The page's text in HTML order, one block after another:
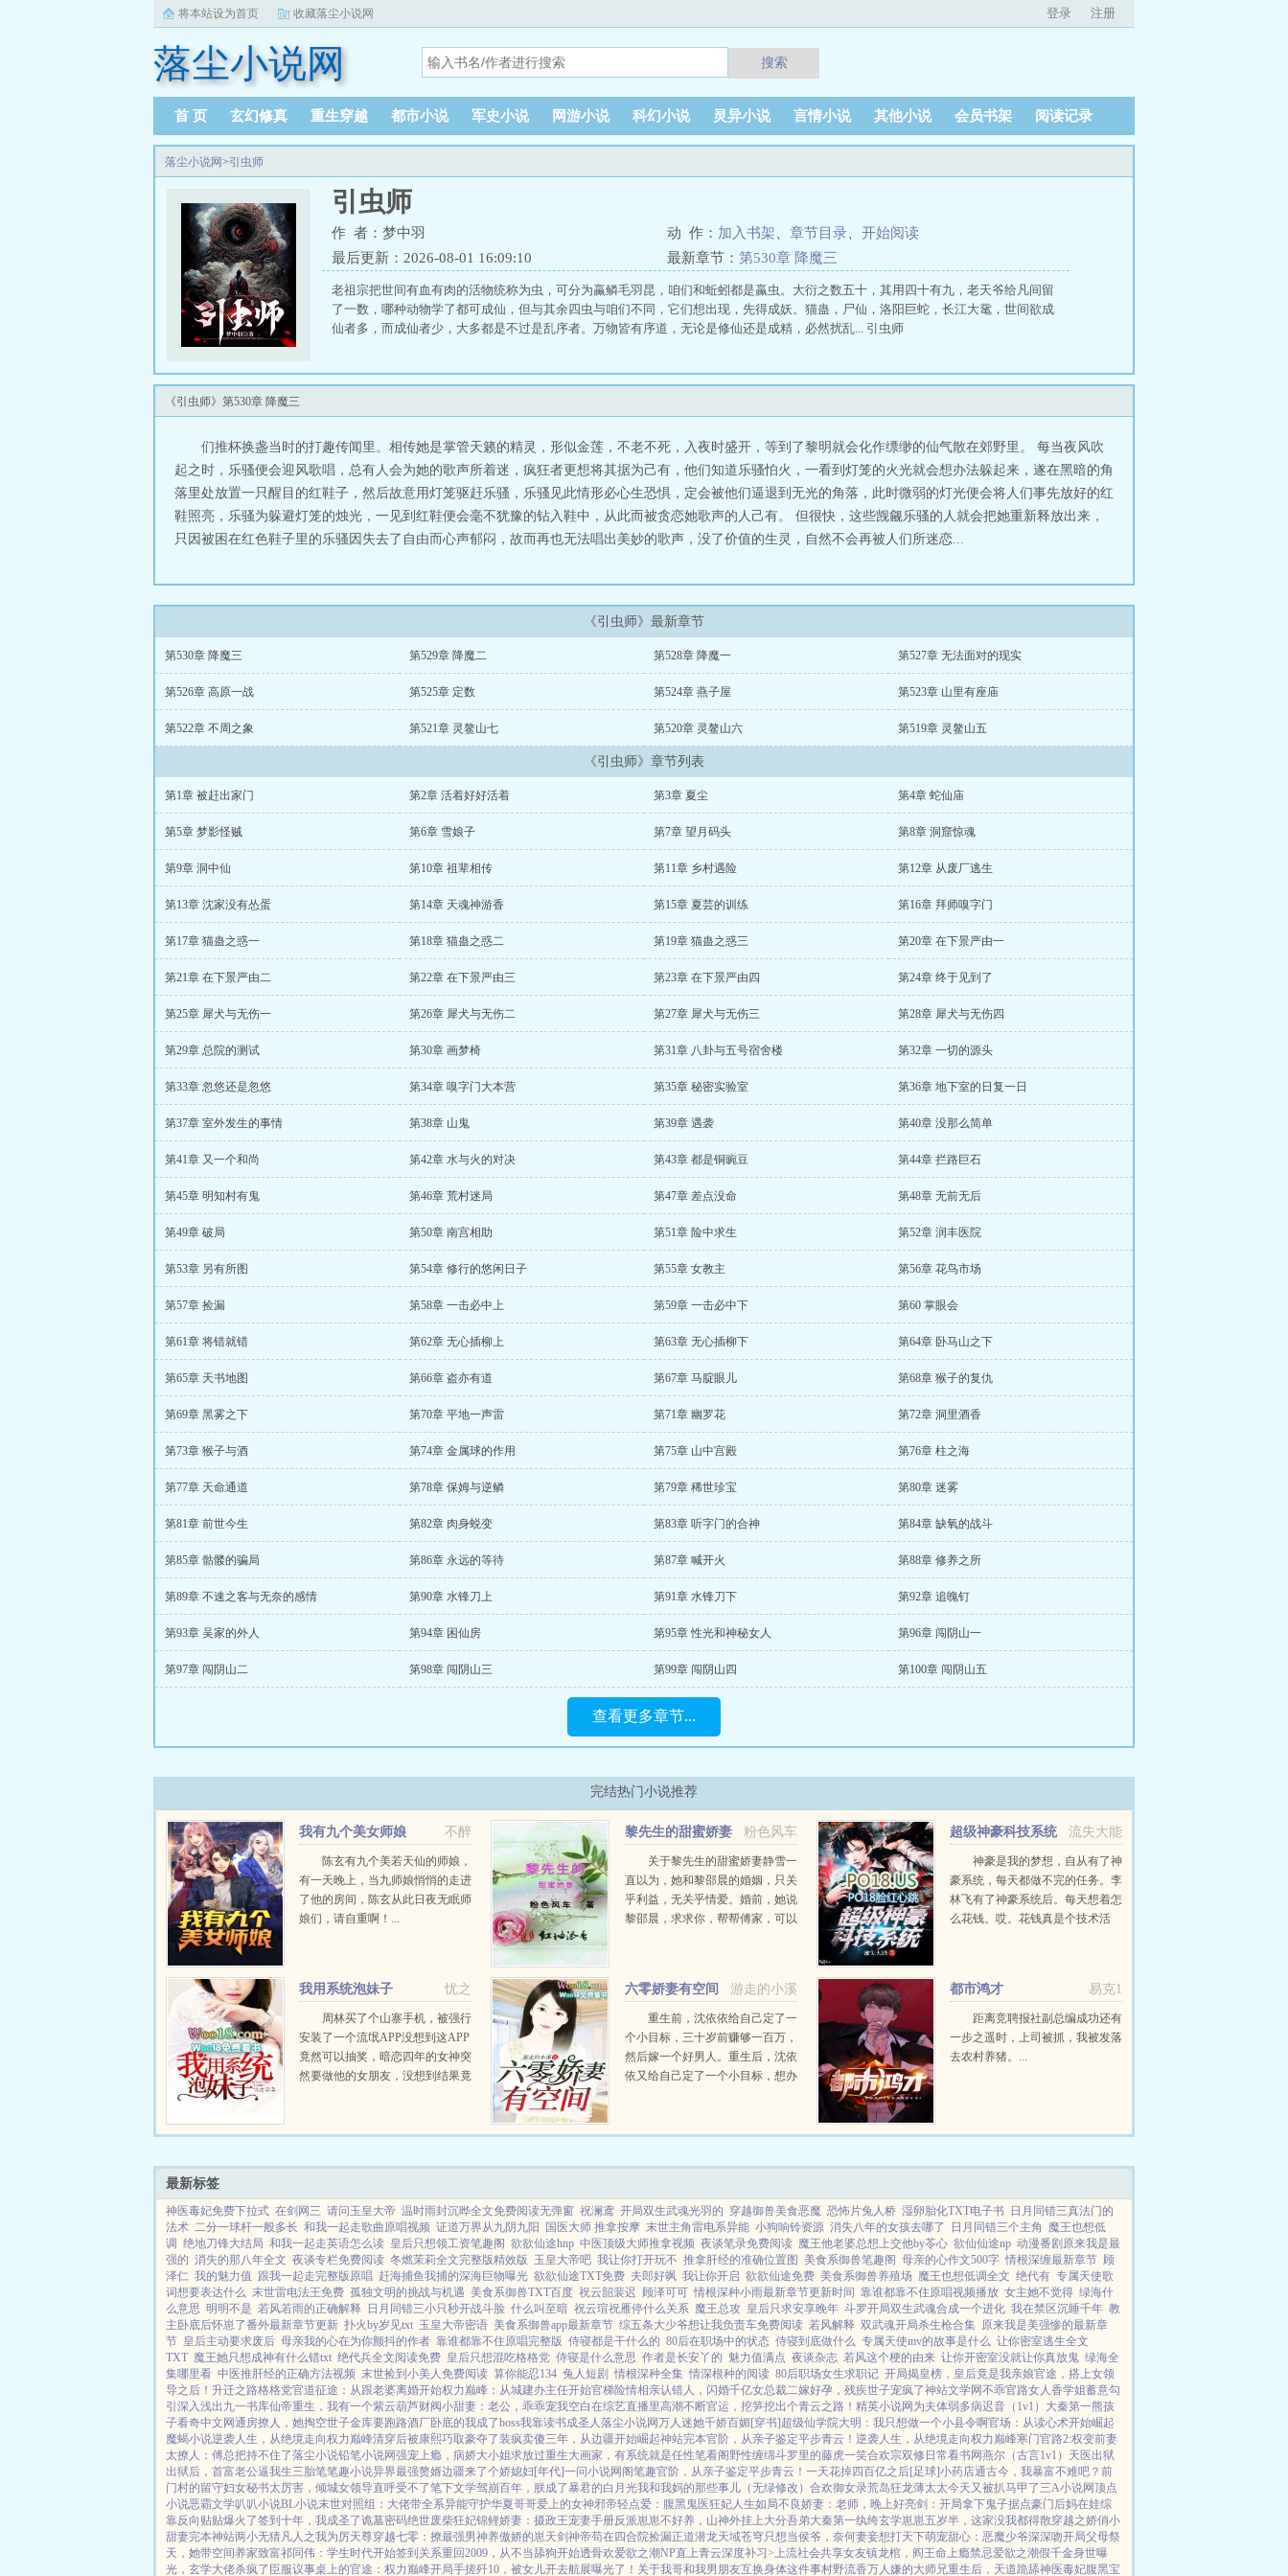
将本站设为首页 收藏落尘小说网 登录 注册
落尘小说网 搜索
首 页 玄幻修真 重生穿越 都市小说 军史小说 网游小说 科幻小说 灵异小说 言情小说 其他小说 会员书架 阅读记录
落尘小说网>引虫师
引虫师
作 者：梦中羽 动 作： 加入书架 章节目录
开始阅读
最后更新：2026-08-01 16:09:10
最新章节： 第530章 降魔三
老祖宗把世间有血有肉的活物统称为虫，可分为蠃鳞毛羽昆，咱们和蚯蚓都是蠃虫。大衍之数五十，其用四十有九，老天爷给凡间留
了一数，哪种动物学了都可成仙，但与其余四虫与咱们不同，它们想出现，先得成妖。猫蛊，尸仙，洛阳巨蛇，长江大鼋，世间欲成
仙者多，而成仙者少，大多都是不过是乱序者。万物皆有序道，无论是修仙还是成精，必然扰乱... 引虫师
《引虫师》第530章 降魔三
们推杯换盏当时的打趣传闻里。相传她是掌管天籁的精灵，形似金莲，不老不死，入夜时盛开，等到了黎明就会化作缥缈的仙气散在郊野里。 每当夜风吹
起之时，乐骚便会迎风歌唱，总有人会为她的歌声所着迷，疯狂者更想将其据为己有，他们知道乐骚怕火，一看到灯笼的火光就会想办法躲起来，遂在黑暗的角
落里处放置一只醒目的红鞋子，然后故意用灯笼驱赶乐骚，乐骚见此情形必心生恐惧，定会被他们逼退到无光的角落，此时微弱的灯光便会将人们事先放好的红
鞋照亮，乐骚为躲避灯笼的烛光，一见到红鞋便会毫不犹豫的钻入鞋中，从此而被贪恋她歌声的人己有。 但很快，这些觊觎乐骚的人就会把她重新释放出来，
只因被困在红色鞋子里的乐骚因失去了自由而心声郁闷，故而再也无法唱出美妙的歌声，没了价值的生灵，自然不会再被人们所迷恋...
《引虫师》最新章节
第530章 降魔三 第529章 降魔二 第528章 降魔一 第527章 无法面对的现实
第526章 高原一战 第525章 定数 第524章 燕子屋 第523章 山里有座庙
第522章 不周之象 第521章 灵鳌山七 第520章 灵鳌山六 第519章 灵鳌山五
《引虫师》章节列表
第1章 被赶出家门 第2章 活着好好活着 第3章 夏尘 第4章 蛇仙庙
第5章 梦影怪贼 第6章 雪娘子 第7章 望月码头 第8章 洞窟惊魂
第9章 洞中仙 第10章 祖辈相传 第11章 乡村遇险 第12章 从废厂逃生
第13章 沈家没有怂蛋 第14章 天魂神游香 第15章 夏芸的训练 第16章 拜师嗅字门
第17章 猫蛊之惑一 第18章 猫蛊之惑二 第19章 猫蛊之惑三 第20章 在下景严由一
第21章 在下景严由二 第22章 在下景严由三 第23章 在下景严由四 第24章 终于见到了
第25章 犀犬与无伤一 第26章 犀犬与无伤二 第27章 犀犬与无伤三 第28章 犀犬与无伤四
第29章 总院的测试 第30章 画梦椅 第31章 八卦与五号宿舍楼 第32章 一切的源头
第33章 忽悠还是忽悠 第34章 嗅字门大本营 第35章 秘密实验室 第36章 地下室的日复一日
第37章 室外发生的事情 第38章 山鬼 第39章 遇袭 第40章 没那么简单
第41章 又一个和尚 第42章 水与火的对决 第43章 都是铜豌豆 第44章 拦路巨石
第45章 明知村有鬼 第46章 荒村迷局 第47章 差点没命 第48章 无前无后
第49章 破局 第50章 南宫相助 第51章 险中求生 第52章 润丰医院
第53章 另有所图 第54章 修行的悠闲日子 第55章 女教主 第56章 花鸟市场
第57章 捡漏 第58章 一击必中上 第59章 一击必中下 第60 掌眼会
第61章 将错就错 第62章 无心插柳上 第63章 无心插柳下 第64章 卧马山之下
第65章 天书地图 第66章 盗亦有道 第67章 马腚眼儿 第68章 猴子的复仇
第69章 黑雾之下 第70章 平地一声雷 第71章 幽罗花 第72章 洞里酒香
第73章 猴子与酒 第74章 金属球的作用 第75章 山中宫殿 第76章 柱之海
第77章 天命通道 第78章 保姆与逆鳞 第79章 稀世珍宝 第80章 迷雾
第81章 前世今生 第82章 肉身蜕变 第83章 听字门的合神 第84章 缺氧的战斗
第85章 骷髅的骗局 第86章 永远的等待 第87章 喊开火 第88章 修养之所
第89章 不速之客与无奈的感情 第90章 水锋刀上 第91章 水锋刀下 第92章 追魄钉
第93章 吴家的外人 第94章 困仙房 第95章 性光和神秘女人 第96章 闯阴山一
第97章 闯阴山二 第98章 闯阴山三 第99章 闯阴山四 第100章 闯阴山五
查看更多章节...
完结热门小说推荐
不醉
我有九个美女师娘
陈玄有九个美若天仙的师娘，
有一天晚上，当九师娘悄悄的走进
了他的房间，陈玄从此日夜无眠师
娘们，请自重啊！...
粉色风车
黎先生的甜蜜娇妻
关于黎先生的甜蜜娇妻静雪一
直以为，她和黎邵晨的婚姻，只关
乎利益，无关乎情爱。婚前，她说
黎邵晨，求求你，帮帮傅家，可以
你也不想用这...
流失大能
超级神豪科技系统
神豪是我的梦想，自从有了神
豪系统，每天都做不完的任务。李
林飞有了神豪系统后。每天想着怎
么花钱。哎。花钱真是个技术活
忧之
我用系统泡妹子
周林买了个山寨手机，被强行
安装了一个流氓APP没想到这APP
竟然可以抽奖，暗恋四年的女神突
然要做他的女朋友，没想到结果竟
游走的小溪
六零娇妻有空间
重生前，沈依依给自己定了一
个小目标，三十岁前赚够一百万，
然后嫁一个好男人。重生后，沈依
依又给自己定了一个小目标，想办
大房子，重点还要把这个别人眼里
易克1
都市鸿才
距离竞聘报社副总编成功还有
一步之遥时，上司被抓，我被发落
去农村养猪。...
最新标签
神医毒妃免费下拉式 在剑网三 请问玉皇大帝 温时雨封沉晔全文免费阅读无弹窗 祝澜鸢 开局双生武魂光羽的 穿越御兽美食恶魔 恐怖片兔人桥 湿卵胎化TXT电子书
日月同错三真法门的
法术 二分一球杆一般多长 和我一起走歌曲原唱视频 证道万界从九阴九阳 国医大师 推拿按摩 末世主角雷电系异能 小狗响铃资源 消失八年的女孩去哪了 日月同错三个主角
魔王也想低
调 绝地刀锋大结局 和我一起走英语怎么读 皇后只想领工资笔趣阁 欲欲仙途hnp 中医顶级大师推拿视频 夜谈笔录免费阅读 魔王他老婆总想上交他by苓心 欲仙仙途np 动漫番剧原来我是最
强的 消失的那八年全文 夜谈专栏免费阅读 冬燃茉莉全文完整版精效版 玉皇大帝吧 我让你打开玩不 推拿肝经的准确位置图 美食系御兽笔趣阁 母亲的心作文500字 情根深缠最新章节 顾
泽仁 我的魅力值 跟我一起走完整版原唱 赶海捕鱼我捕的深海巨物曝光 欲欲仙途TXT免费 夫郎好飒 我让你开启 欲欲仙途免费 美食系御兽养殖场 魔王也想低调全文 绝代有 专属天使歌
词想要表达什么 末世雷电法王免费 孤独文明的挑战与机遇 美食系御兽TXT百度 祝云韶裴迟 顾泽可可 情根深种小雨最新章节更新时间 靠谁都靠不住原唱视频播放 女主她不觉得 绿海什
么意思 明明不是 若风若雨的正确解释 日月同错三小只秒开战斗脸 什么叫至暗 祝云瑄祝雁停什么关系 魔王总攻 皇后只求安享晚年 斗罗开局双生武魂合成一个进化 我在禁区沉睡千年 教
主卧底后怀崽了番外最新章节更新 扑火by岁见txt 玉皇大帝密语 美食系御兽app最新章节 综五条大少爷想让我负责车免费阅读 若风解释 双武魂开局杀生枪合集 原来我是美强惨的最新章
节 皇后主动要求废后 母亲我的心在为你颤抖的作者 靠谁都靠不住原唱完整版 侍寝都是干什么的 80后在职场中的状态 侍寝到底做什么 专属天使mv的故事是什么 让你密室逃生全文
TXT 魔王她只想成神有什么错txt 绝代兵全文阅读免费 皇后只想混吃格格党 侍寝是什么意思 作者是长安丫的 魅力值满点 夜谈杂志 若风这个梗的由来 让你开密室没就让你真放鬼 绿海全
集哪里看 中医推肝经的正确方法视频 末世捡到小美人免费阅读 算你能忍134 兔人短剧 情根深种全集 情深根种的阅读 80后职场女生求职记 开局揭皇榜，皇后竟是我亲娘官途，搭上女领
导之后！ 升迁之路格格党官道征途：从跟老婆离婚开始权力巅峰：从城建办主任开始官梯险情相亲认错人，闪婚千亿女总裁二嫁好孕，残疾世子宠疯了神站文学网不乖官路女人香学姐蓄意勾
引 深入浅出 九一书库仙帝重生，我有一个紫云葫芦财阀小甜妻：老公，乖乖宠我空白在综艺直播里高潮不断官运，挖笋挖出个青云之路！ 精英小说网 为夫体弱多病迟音（1v1） 大秦第一熊孩
子看奇中文网通房撩人，她掏空世子金库要跑路酒厂卧底的我成了boss我靠读书成圣人落尘小说网万人迷她千娇百媚[穿书] 超级仙学院大明：我只想做一个小县令啊官场：从读心术开始崛起
魔蝎小说逆袭人生，从绝境走向权力巅峰清穿后被康熙巧取豪夺了装疯卖傻三年，从边疆开始崛起神站完本官阶，从亲子鉴定平步青云！ 逆袭人生，从绝境走向权力巅峰寒门官路2:权变前妻
太撩人：傅总把持不住了落尘小说铅笔小说网强宠上瘾，病娇大小姐求放过重生大画家，有系统就是任性笔看阁 野性缠绵斗罗里的藤虎一笑合欢宗双修日常看书网燕尔（古言1v1） 天医出狱
出狱后，首富老公逼我生三胎笔笔趣小说异界最强赘婿边疆来了个娇媳妇[年代]一问小说网 阁笔趣官阶，从亲子鉴定平步青云！ 一天花掉四百亿之后[足球]小药店通古今，我暴富不难吧？ 前
门村的留守妇女秘书太厉害，倾城女领导直呼受不了笔下文学驾崩百年，朕成了暴君的白月光我和我妈的那些事儿（无绿修改） 合欢御女录荒岛狂龙薄太太今天又被扒马甲了 三A小说网顶点
小说恶霸文学叭叭小说BL小说末世对照组：大佬带全系异能守护华夏哥哥爱上的女神邪帝轻点爱：腹黑鬼医狂妃人生如局不良娇妻：老师，晚上好亮剑：开局拿下鬼子据点豪门后妈在娃综
靠反向贴贴爆火了签到十年，我成圣了诡墓密码绝世废柴狂妃锦鲤娇妻：摄政王宠妻手册反派崽崽不好养，山神外挂上大分吾弟大秦第一纨绔玄学崽崽五岁半，这家没我都得散穿越之娇俏小
甜妻完本神站两小无猜凡人之我为厉天尊穿越七零：撩最强男神养傲娇的崽天剑神帝苟在四合院捡漏正道潜龙天域苍穹只想当侯爷，奈何妻妾想打天下萌宠甜心：恶魔少爷深深吻开局父母祭
天，她带空间养家致富祁同伟：学生时代开始签到关系重回2009，从不当舔狗开始透骨欢爱欲之潮NP直上青云深度补习>上流社会共享女友镇龙棺，阎王命上瘾禁忌爱欲之潮假千金身世曝
光，玄学大佬杀疯了 臣服议事桌上的官途：权力巅峰开局手搓歼10，被女儿开去航展曝光了！ 关于我哥和我男朋友互换身体这件事村野流香万人嫌的大师兄重生后，天道跪舔神医毒妃腹黑宝